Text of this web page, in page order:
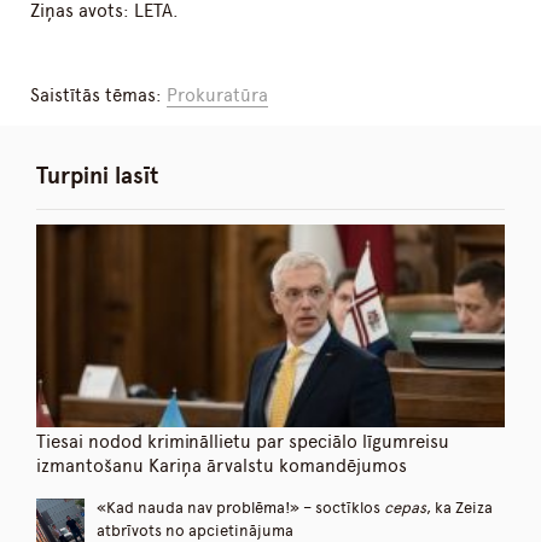
Ziņas avots: LETA.
Saistītās tēmas: Prokuratūra
Turpini lasīt
Tiesai nodod krimināllietu par speciālo līgumreisu
izmantošanu Kariņa ārvalstu komandējumos
«Kad nauda nav problēma!» – soctīklos cepas, ka Zeiza
atbrīvots no apcietinājuma